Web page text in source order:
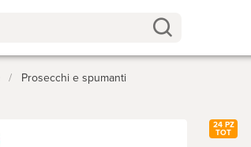
/ Prosecchi e spumanti
24 PZ
TOT